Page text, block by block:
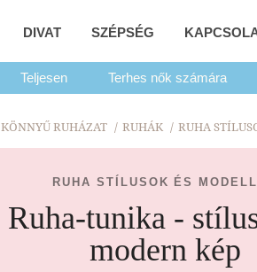
DIVAT SZÉPSÉG
Teljesen Terhes nők számára
KÖNNYŰ RUHÁZAT RUHÁK RUHA
RUHA STÍLUSOK ÉS
Ruha-tunika -
modern kép